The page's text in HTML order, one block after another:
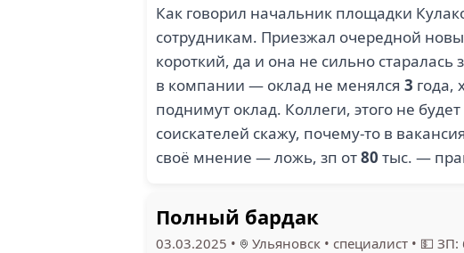
Как говорил начальник площадки
сотрудникам. Приезжал очередной
короткий, да и она не сильно
в компании — оклад не менялся 3 года,
поднимут оклад. Коллеги, этого не
соискателей скажу, почему-то в
своё мнение — ложь, зп от80 тыс. —
Полный бардак
03.03.2025 • Ульяновск • специалист • 💵 ЗП: